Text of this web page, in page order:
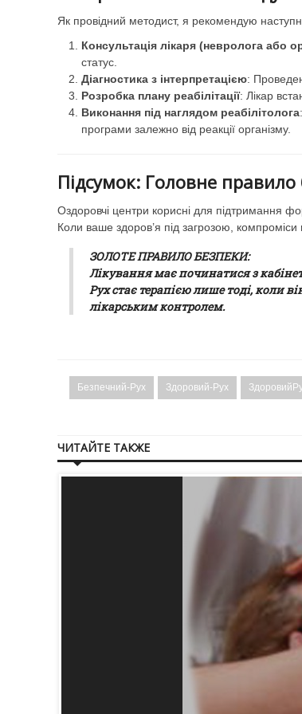
Як провідний методист, я рекомендую
Консультація лікаря (невролога або
статус.
Діагностика з інтерпретацією:
Розробка плану реабілітації: Лікар
Виконання під наглядом реабілітолога
програми залежно від реакції організму.
Підсумок: Головне правило
Оздоровчі центри корисні для підтримання
Коли ваше здоров’я під загрозою,
ЗОЛОТЕ ПРАВИЛО БЕЗПЕКИ:
Лікування має починатися з
Рух стає терапією лише тоді, коли
лікарським контролем.
Безпечний-Рух Здоровий-Рух
ЧИТАЙТЕ ТАКЖЕ